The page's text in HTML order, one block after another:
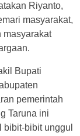
Riyanto,
masyarakat,
masyarakat
Bupati
pemerintah
Taruna ini
bibit unggul